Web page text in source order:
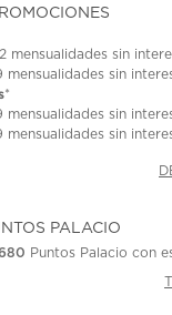
mensualidades sin
mensualidades sin
*
mensualidades sin
mensualidades sin
PALACIO
Puntos Palacio con